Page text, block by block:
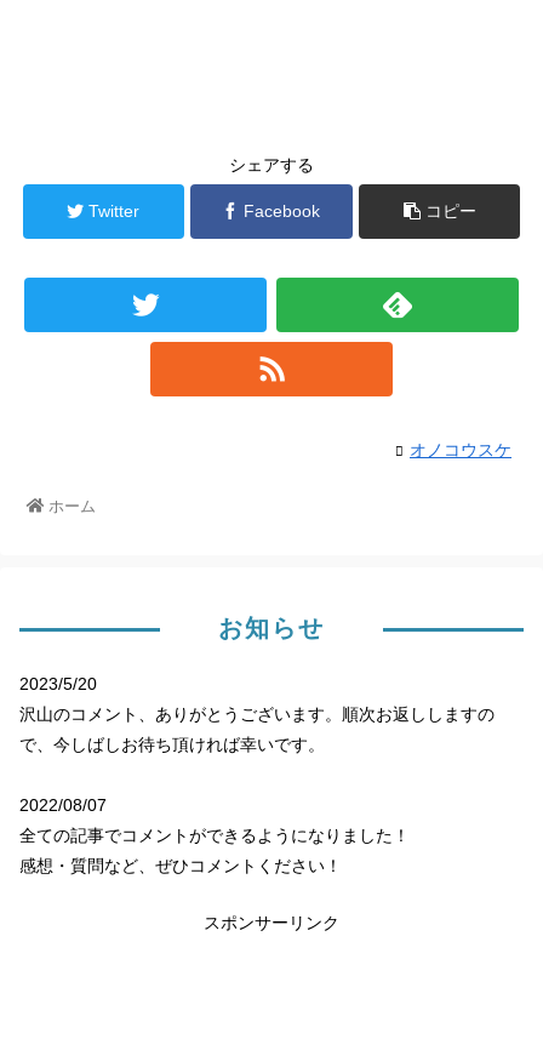
シェアする
Twitter Facebook コピー
オノコウスケ
ホーム
お知らせ
2023/5/20
沢山のコメント、ありがとうございます。順次お返ししますの
で、今しばしお待ち頂ければ幸いです。
2022/08/07
全ての記事でコメントができるようになりました！
感想・質問など、ぜひコメントください！
スポンサーリンク